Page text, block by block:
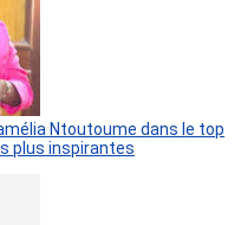
Ntoutoume dans le top
plus inspirantes